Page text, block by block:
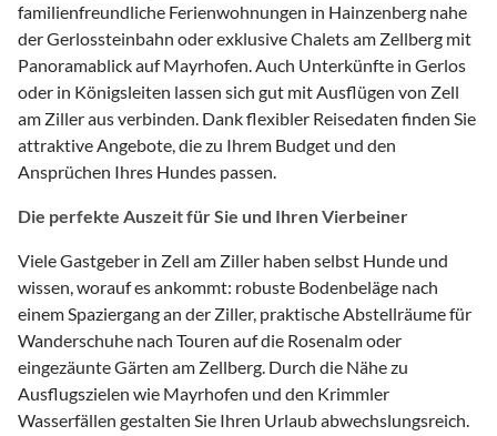
familienfreundliche Ferienwohnungen in Hainzenberg nahe
der Gerlossteinbahn oder exklusive Chalets am Zellberg mit
Panoramablick auf Mayrhofen. Auch Unterkünfte in Gerlos
oder in Königsleiten lassen sich gut mit Ausflügen von Zell
am Ziller aus verbinden. Dank flexibler Reisedaten finden Sie
attraktive Angebote, die zu Ihrem Budget und den
Ansprüchen Ihres Hundes passen.
Die perfekte Auszeit für Sie und Ihren Vierbeiner
Viele Gastgeber in Zell am Ziller haben selbst Hunde und
wissen, worauf es ankommt: robuste Bodenbeläge nach
einem Spaziergang an der Ziller, praktische Abstellräume für
Wanderschuhe nach Touren auf die Rosenalm oder
eingezäunte Gärten am Zellberg. Durch die Nähe zu
Ausflugszielen wie Mayrhofen und den Krimmler
Wasserfällen gestalten Sie Ihren Urlaub abwechslungsreich.